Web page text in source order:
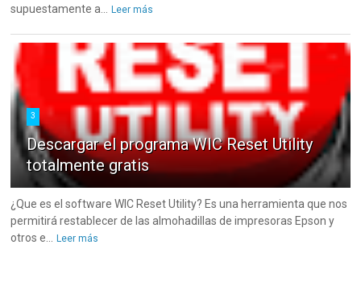
supuestamente a...
Leer más
3
Descargar el programa WIC Reset Utility
totalmente gratis
¿Que es el software WIC Reset Utility? Es una herramienta que nos
permitirá restablecer de las almohadillas de impresoras Epson y
otros e...
Leer más